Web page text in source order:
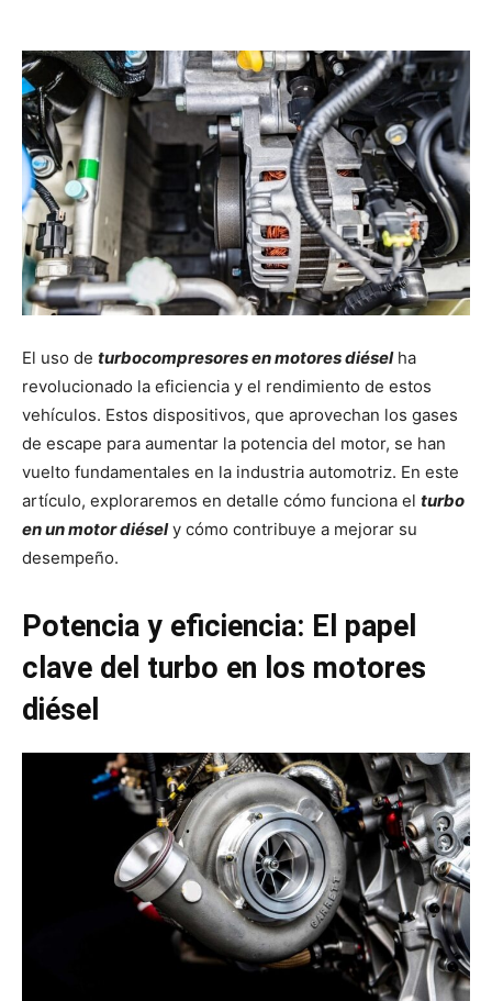
El uso de turbocompresores en motores diésel ha
revolucionado la eficiencia y el rendimiento de estos
vehículos. Estos dispositivos, que aprovechan los gases
de escape para aumentar la potencia del motor, se han
vuelto fundamentales en la industria automotriz. En este
artículo, exploraremos en detalle cómo funciona el turbo
en un motor diésel y cómo contribuye a mejorar su
desempeño.
Potencia y eficiencia: El papel
clave del turbo en los motores
diésel